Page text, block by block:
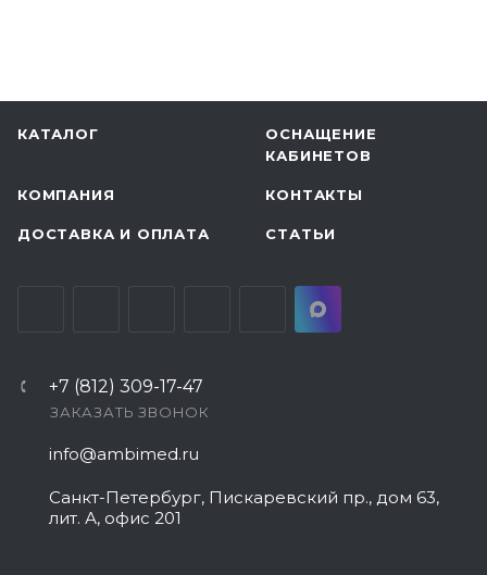
КАТАЛОГ
ОСНАЩЕНИЕ
КАБИНЕТОВ
КОМПАНИЯ КОНТАКТЫ
ДОСТАВКА И ОПЛАТА СТАТЬИ
+7 (812) 309-17-47
ЗАКАЗАТЬ ЗВОНОК
info@ambimed.ru
Санкт-Петербург, Пискаревский пр., дом 63,
лит. А, офис 201